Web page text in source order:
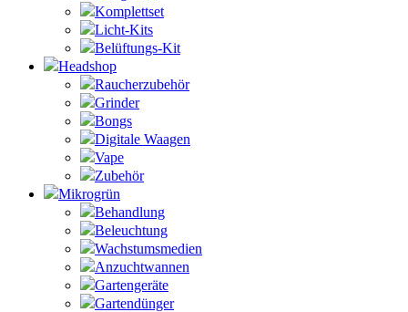
Komplettset
Licht-Kits
Belüftungs-Kit
Headshop
Raucherzubehör
Grinder
Bongs
Digitale Waagen
Vape
Zubehör
Mikrogrün
Behandlung
Beleuchtung
Wachstumsmedien
Anzuchtwannen
Gartengeräte
Gartendünger